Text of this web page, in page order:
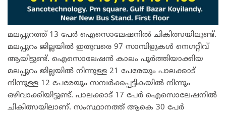
മലപ്പുറത്ത് 13 പേര്‍ ഐസൊലേഷനില്‍ ചികിത്സയിലുണ്ട്.
മലപ്പുറം ജില്ലയില്‍ ഇതുവരെ 97 സാമ്പിളുകള്‍ നെഗറ്റീവ്
ആയിട്ടുണ്ട്. ഐസൊലേഷന്‍ കാലം പൂര്‍ത്തിയാക്കിയ
മലപ്പുറം ജില്ലയില്‍ നിന്നുള്ള 21 പേരേയും പാലക്കാട്
നിന്നുള്ള 12 പേരേയും സമ്പര്‍ക്കപ്പട്ടികയില്‍ നിന്നും
ഒഴിവാക്കിയിട്ടുണ്ട്. പാലക്കാട് 17 പേര്‍ ഐസൊലേഷനില്‍
ചികിത്സയിലാണ്. സംസ്ഥാനത്ത് ആകെ 30 പേര്‍